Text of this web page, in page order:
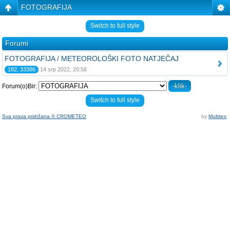
FOTOGRAFIJA
Switch to full style
Forumi
FOTOGRAFIJA / METEOROLOŠKI FOTO NATJEČAJ
182, 33386 14 srp 2022, 20:56
Forum(o)Bir:
Switch to full style
Sva prava pridržana © CROMETEO by Multitex